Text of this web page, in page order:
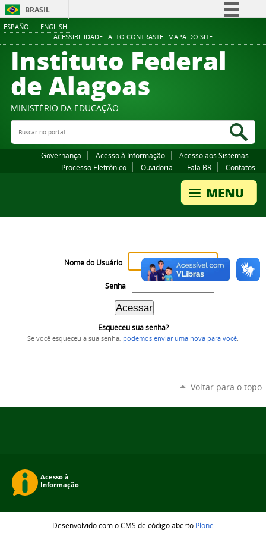
ESPAÑOL ENGLISH
ACESSIBILIDADE ALTO CONTRASTE MAPA DO SITE
BRASIL
Comunica BR
Participe
Canais
Instituto Federal
de Alagoas
MINISTÉRIO DA EDUCAÇÃO
Buscar no portal
Governança Acesso à Informação
Acesso aos Sistemas
Processo Eletrônico
Ouvidoria Fala.BR Contatos
Nome do Usuário
Senha
Esqueceu sua senha?
Se você esqueceu a sua senha, podemos enviar uma nova para você.
Voltar para o topo
Desenvolvido com o CMS de código aberto Plone